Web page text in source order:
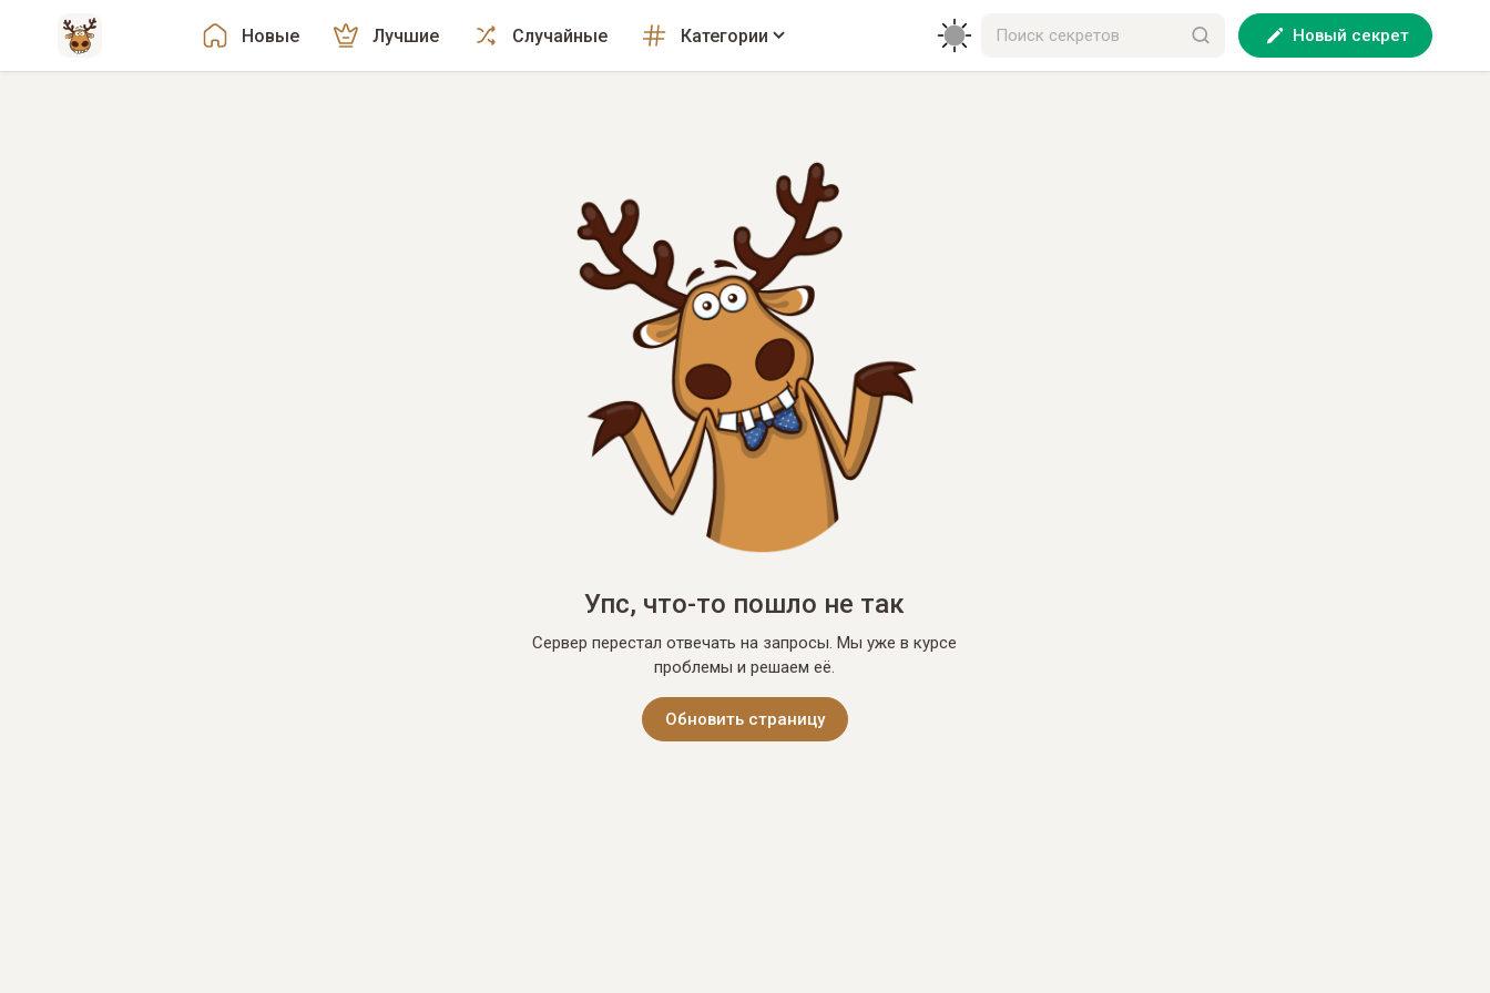
Новые Лучшие Случайные Категории Новый секрет
Упс, что-то пошло не так
Сервер перестал отвечать на запросы. Мы уже в курсе
проблемы и решаем её.
Обновить страницу